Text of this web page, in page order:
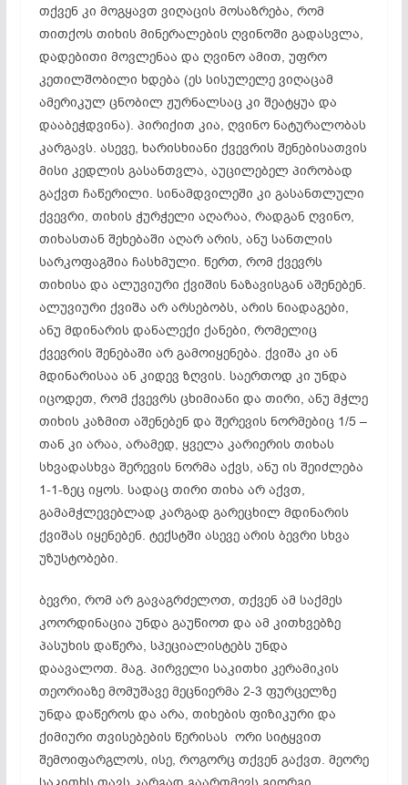
თქვენ კი მოგყავთ ვიღაცის მოსაზრება, რომ
თითქოს თიხის მინერალების ღვინოში გადასვლა,
დადებითი მოვლენაა და ღვინო ამით, უფრო
კეთილშობილი ხდება (ეს სისულელე ვიღაცამ
ამერიკულ ცნობილ ჟურნალსაც კი შეატყუა და
დააბეჭდვინა). პირიქით კია, ღვინო ნატურალობას
კარგავს. ასევე, ხარისხიანი ქვევრის შენებისათვის
მისი კედლის გასანთვლა, აუცილებელ პირობად
გაქვთ ჩაწერილი. სინამდვილეში კი გასანთლული
ქვევრი, თიხის ჭურჭელი აღარაა, რადგან ღვინო,
თიხასთანშეხებაში აღარ არის, ანუ სანთლის
სარკოფაგშია ჩასხმული. წერთ, რომ ქვევრს
თიხისა და ალუვიური ქვიშის ნაზავისგანაშენებენ.
ალუვიური ქვიშა არ არსებობს, არის ნიადაგები,
ანუ მდინარის დანალექი ქანები, რომელიც
ქვევრის შენებაში არ გამოიყენება. ქვიშა კი ან
მდინარისაა ან კიდევ ზღვის. საერთოდ კი უნდა
იცოდეთ, რომ ქვევრს ცხიმიანი და თირი, ანუ მჭლე
თიხის კაზმით აშენებენ და შერევის ნორმებიც 1/5 –
თან კი არაა, არამედ, ყველა კარიერის თიხას
სხვადასხვა შერევის ნორმა აქვს, ანუ ის შეიძლება
1-1-ზეც იყოს. სადაც თირი თიხა არ აქვთ,
გამამჭლევებლად კარგად გარეცხილ მდინარის
ქვიშას იყენებენ. ტექსტში ასევე არის ბევრი სხვა
უზუსტობები.
ბევრი, რომ არ გავაგრძელოთ, თქვენ ამ საქმეს
კოორდინაცია უნდა გაუწიოთ და ამ კითხვებზე
პასუხის დაწერა, სპეციალისტებს უნდა
დაავალოთ. მაგ. პირველი საკითხი კერამიკის
თეორიაზე მომუშავე მეცნიერმა 2-3 ფურცელზე
უნდა დაწეროს და არა, თიხებისფიზიკური და
ქიმიური თვისებების წერისას ორი სიტყვით
შემოიფარგლოს, ისე, როგორც თქვენ გაქვთ. მეორე